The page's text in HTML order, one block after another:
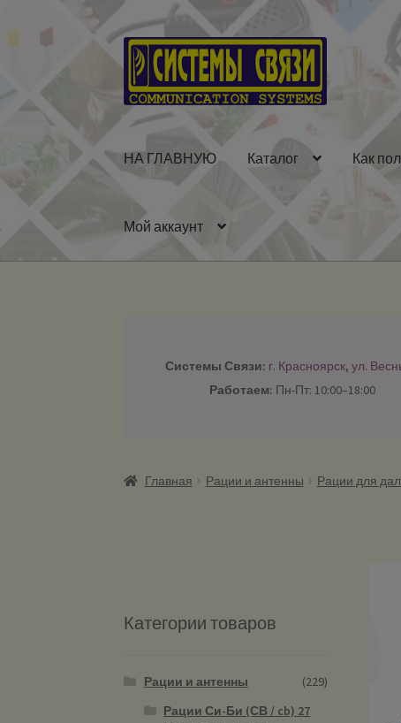
Перейти
к
навигации
Перейти
к
содержимому
НА ГЛАВНУЮ Каталог Как
Мой аккаунт
Системы Связи: г. Красноярск, ул.
Работаем: Пн-Пт: 10:00–18:00
Главная Рации и антенны Рации для
Категории товаров
Рации и антенны
(229)
Рации Си-Би (СВ / cb) 27